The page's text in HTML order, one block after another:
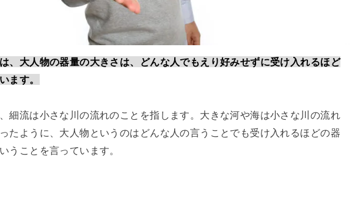
、大人物の器量の大きさは、どんな人でもえり好みせずに受け入れるほど
ます。
細流は小さな川の流れのことを指します。大きな河や海は小さな川の流れ
たように、大人物というのはどんな人の言うことでも受け入れるほどの器
うことを言っています。